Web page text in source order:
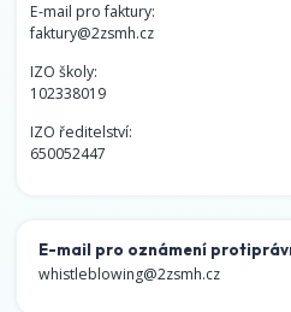
E-mail pro faktury:
faktury@2zsmh.cz
IZO školy:
102338019
IZO ředitelství:
650052447
E-mail pro oznámení
whistleblowing@2zsmh.cz